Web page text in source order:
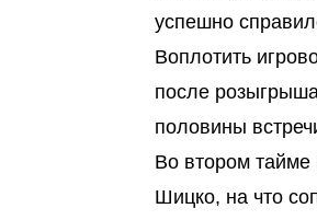
успешно
Воплотить
после
половины
Во втором тайме
Шицко, на что